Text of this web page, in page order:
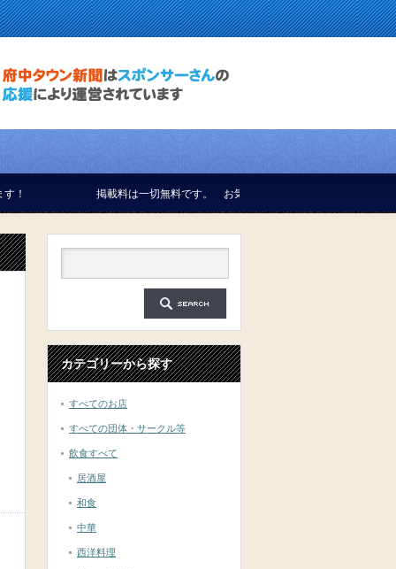
掲載料は一切無料です。 お気軽にお問合せください。
カテゴリーから探す
すべてのお店
すべての団体・サークル等
飲食すべて
居酒屋
和食
中華
西洋料理